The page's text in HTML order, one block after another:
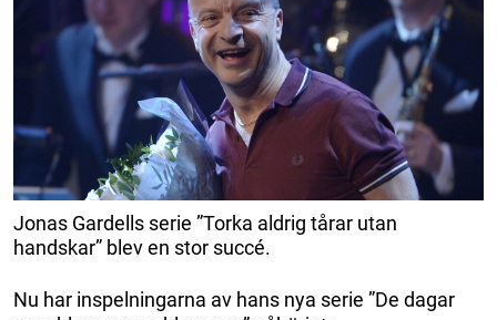
Jonas Gardells serie ”Torka aldrig tårar utan
handskar” blev en stor succé.
Nu har inspelningarna av hans nya serie ”De dagar